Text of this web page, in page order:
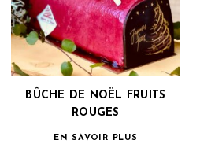
BÛCHE DE NOËL FRUITS
ROUGES
EN SAVOIR PLUS